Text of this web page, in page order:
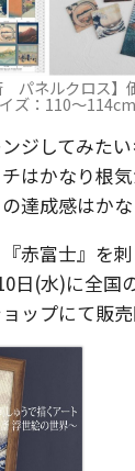
パネルクロス】
ズ：110～114cm
ジしてみた
はかなり根
達成感はかな
『赤富士』を
日(水)に全国
ップにて販売